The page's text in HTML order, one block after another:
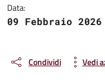
Data:
09 Febbraio 2026
Condividi Vedi